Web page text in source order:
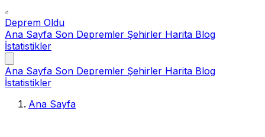
Deprem Oldu
Ana Sayfa Son Depremler Şehirler Harita Blog
İstatistikler
Ana Sayfa Son Depremler Şehirler Harita Blog
İstatistikler
Ana Sayfa